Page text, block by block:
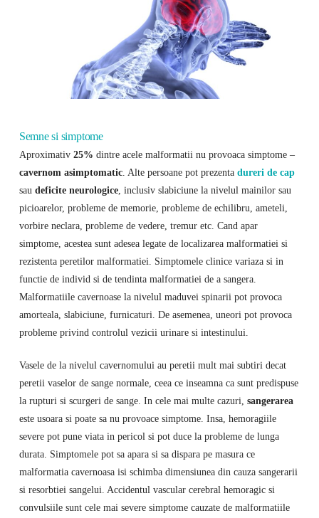
Semne si simptome
Aproximativ 25% dintre acele malformatii nu provoaca simptome –
cavernom asimptomatic. Alte persoane pot prezenta dureri de cap
sau deficite neurologice, inclusiv slabiciune la nivelul mainilor sau
picioarelor, probleme de memorie, probleme de echilibru, ameteli,
vorbire neclara, probleme de vedere, tremur etc. Cand apar
simptome, acestea sunt adesea legate de localizarea malformatiei si
rezistenta peretilor malformatiei. Simptomele clinice variaza si in
functie de individ si de tendinta malformatiei de a sangera.
Malformatiile cavernoase la nivelul maduvei spinarii pot provoca
amorteala, slabiciune, furnicaturi. De asemenea, uneori pot provoca
probleme privind controlul vezicii urinare si intestinului.
Vasele de la nivelul cavernomului au peretii mult mai subtiri decat
peretii vaselor de sange normale, ceea ce inseamna ca sunt predispuse
la rupturi si scurgeri de sange. In cele mai multe cazuri, sangerarea
este usoara si poate sa nu provoace simptome. Insa, hemoragiile
severe pot pune viata in pericol si pot duce la probleme de lunga
durata. Simptomele pot sa apara si sa dispara pe masura ce
malformatia cavernoasa isi schimba dimensiunea din cauza sangerarii
si resorbtiei sangelui. Accidentul vascular cerebral hemoragic si
convulsiile sunt cele mai severe simptome cauzate de malformatiile